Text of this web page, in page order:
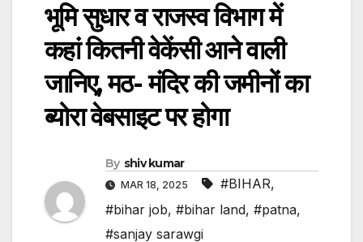
भूमि सुधार व राजस्व विभाग में
कहां कितनी वेकेंसी आने वाली
जानिए, मठ- मंदिर की जमीनों का
ब्योरा वेबसाइट पर होगा
By shiv kumar
MAR 18, 2025 #BIHAR,
#bihar job, #bihar land, #patna,
#sanjay sarawgi